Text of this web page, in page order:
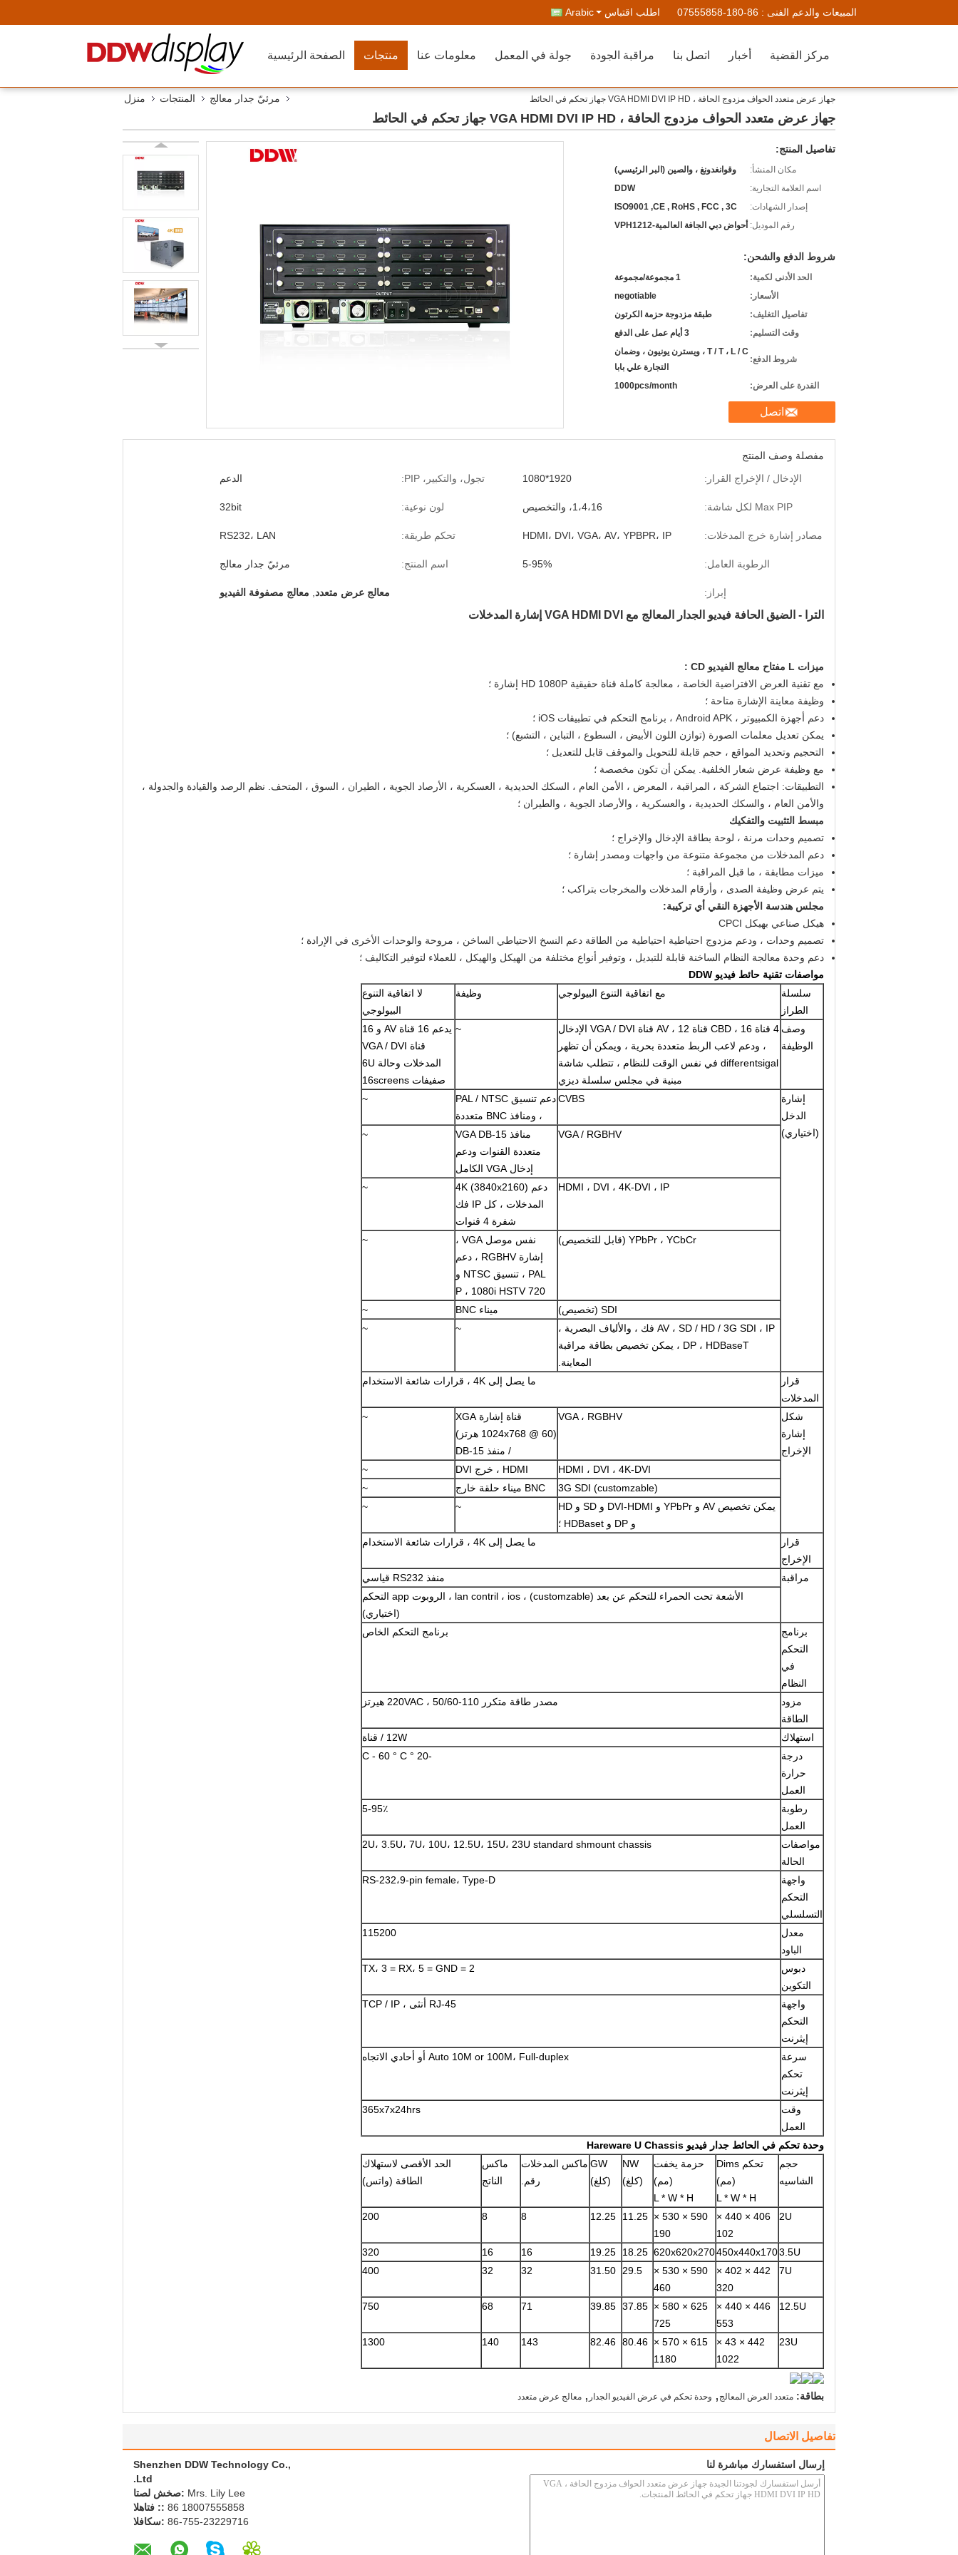
اترك رسالة
المبيعات والدعم الفنى : 86-180-07555858 اطلب اقتباس Arabic
الصفحة الرئيسية منتجات معلومات عنا جولة في المعمل مراقبة الجودة اتصل بنا أخبار مركز القضية
منزل المنتجات مرئيّ جدار معالج جهاز عرض متعدد الحواف مزدوج الحافة ، VGA HDMI DVI IP HD جهاز تحكم في الحائط
جهاز عرض متعدد الحواف مزدوج الحافة ، VGA HDMI DVI IP HD جهاز تحكم في الحائط
تفاصيل المنتج:
مكان المنشأ:
وقوانغدونغ ، والصين (البر الرئيسي)
اسم العلامة التجارية:
DDW
إصدار الشهادات:
ISO9001 ,CE , RoHS , FCC , 3C
رقم الموديل: أحواض دبي الجافة العالمية-VPH1212
شروط الدفع والشحن:
الحد الأدنى لكمية:
1 مجموعة/مجموعة
الأسعار:
negotiable
تفاصيل التغليف:
طبقة مزدوجة حزمة الكرتون
وقت التسليم:
3 أيام عمل على الدفع
شروط الدفع:
T / T ، L / C ، ويسترن يونيون ، وضمان
التجارة علي بابا
القدرة على العرض:
1000pcs/month
اتصل
مفصلة وصف المنتج
الإدخال / الإخراج القرار:
1920*1080 تجول، والتكبير، PIP: الدعم
Max PIP لكل شاشة: 1،4،16، والتخصيص لون نوعية: 32bit
مصادر إشارة خرج المدخلات: HDMI، DVI، VGA، AV، YPBPR، IP تحكم طريقة: RS232، LAN
الرطوبة العامل: 5-95% اسم المنتج: مرئيّ جدار معالج
إبراز: معالج عرض متعدد معالج مصفوفة الفيديو
الترا - الضيق الحافة فيديو الجدار المعالج مع VGA HDMI DVI إشارة المدخلات
ميزات L مفتاح معالج الفيديو CD
:
مع تقنية العرض الافتراضية الخاصة ، معالجة كاملة قناة حقيقية HD 1080P إشارة ؛
وظيفة معاينة الإشارة متاحة ؛
دعم أجهزة الكمبيوتر ، Android APK ، برنامج التحكم في تطبيقات iOS ؛
يمكن تعديل معلمات الصورة (توازن اللون الأبيض ، السطوع ، التباين ، التشبع) ؛
التحجيم وتحديد المواقع ، حجم قابلة للتحويل والموقف قابل للتعديل ؛
مع وظيفة عرض شعار الخلفية. يمكن أن تكون مخصصة ؛
التطبيقات: اجتماع الشركة ، المراقبة ، المعرض ، الأمن العام ، السكك الحديدية ، العسكرية ، الأرصاد الجوية ، الطيران ، السوق ، المتحف. نظم الرصد والقيادة والجدولة ،
والأمن العام ، والسكك الحديدية ، والعسكرية ، والأرصاد الجوية ، والطيران ؛
مبسط التثبيت والتفكيك
تصميم وحدات مرنة ، لوحة بطاقة الإدخال والإخراج ؛
دعم المدخلات من مجموعة متنوعة من واجهات ومصدر إشارة ؛
ميزات مطابقة ، ما قبل المراقبة ؛
يتم عرض وظيفة الصدى ، وأرقام المدخلات والمخرجات بتراكب ؛
مجلس هندسة الأجهزة النقي أي تركيبة:
هيكل صناعي بهيكل CPCI
تصميم وحدات ، ودعم مزدوج احتياطية احتياطية من الطاقة دعم النسخ الاحتياطي الساخن ، مروحة والوحدات الأخرى في الإرادة ؛
دعم وحدة معالجة النظام الساخنة قابلة للتبديل ، وتوفير أنواع مختلفة من الهيكل والهيكل ، للعملاء لتوفير التكاليف ؛
مواصفات تقنية حائط فيديو DDW
سلسلة
الطراز
مع اتفاقية التنوع البيولوجي وظيفة
لا اتفاقية التنوع
البيولوجي
وصف
الوظيفة
4 قناة CBD ، 16 قناة AV ، 12 قناة VGA / DVI الإدخال
، ودعم لاعب الربط متعددة بحرية ، ويمكن أن تظهر
differentsigal في نفس الوقت للنظام ، تتطلب شاشة
مبنية في مجلس سلسلة ديزي
~
يدعم 16 قناة AV و 16
قناة VGA / DVI
المدخلات وحالة 6U
صفيفات 16screens
إشارة
الدخل
(اختياري)
CVBS
دعم تنسيق PAL / NTSC
، ومنافذ BNC متعددة
~
VGA / RGBHV
منافذ VGA DB-15
متعددة القنوات ودعم
إدخال VGA الكامل
~
HDMI ، DVI ، 4K-DVI ، IP
دعم 4K (3840x2160)
المدخلات ، كل IP فك
شفرة 4 قنوات
~
YPbPr ، YCbCr (قابل للتخصيص)
نفس موصل VGA ،
إشارة RGBHV ، دعم
PAL ، تنسيق NTSC و
720 P ، 1080i HSTV
~
SDI (تخصيص) ميناء BNC
~
AV ، SD / HD / 3G SDI ، IP فك ، والألياف البصرية ،
DP ، HDBaseT ، يمكن تخصيص بطاقة مراقبة
المعاينة.
~
~
قرار
المدخلات
ما يصل إلى 4K ، قرارات شائعة الاستخدام
شكل
إشارة
الإخراج
VGA ، RGBHV
قناة إشارة XGA
(1024x768 @ 60 هرتز)
/ منفذ DB-15
~
HDMI ، DVI ، 4K-DVI HDMI ، خرج DVI
~
3G SDI (customzable)
BNC ميناء حلقة خارج
~
يمكن تخصيص AV و YPbPr و DVI-HDMI و SD و HD
و DP و HDBaset ؛
~
~
قرار
الإخراج
ما يصل إلى 4K ، قرارات شائعة الاستخدام
مراقبة
منفذ RS232 قياسي
الأشعة تحت الحمراء للتحكم عن بعد (customzable) ، lan contril ، ios ، الروبوت app التحكم
(اختياري)
برنامج
التحكم
في
النظام
برنامج التحكم الخاص
مزود
الطاقة
مصدر طاقة متكرر 110-220VAC ، 50/60 هيرتز
استهلاك
12W / قناة
درجة
حرارة
العمل
-20 ° C - 60 ° C
رطوبة
العمل
5-95٪
مواصفات
الحالة
2U، 3.5U، 7U، 10U، 12.5U، 15U، 23U standard shmount chassis
واجهة
التحكم
التسلسلي
RS-232،9-pin female، Type-D
معدل
الباود
115200
دبوس
التكوين
2 = TX، 3 = RX، 5 = GND
واجهة
التحكم
إيثرنت
RJ-45 أنثى ، TCP / IP
سرعة
تحكم
إيثرنت
Auto 10M or 100M، Full-duplex أو أحادي الاتجاه
وقت
العمل
365x7x24hrs
وحدة تحكم في الحائط جدار فيديو Hareware U Chassis
حجم
الشاسيه
تحكم Dims
(مم)
L * W * H
حزمة يخفت
(مم)
L * W * H
NW
(كلغ)
GW
(كلغ)
ماكس المدخلات
رقم.
ماكس
الناتج
الحد الأقصى لاستهلاك
الطاقة (واتس)
2U
406 × 440 ×
102
590 × 530 ×
190
11.25
12.25
8
8
200
3.5U
450x440x170
620x620x270
18.25
19.25
16
16
320
7U
442 × 402 ×
320
590 × 530 ×
460
29.5
31.50
32
32
400
12.5U
446 × 440 ×
553
625 × 580 ×
725
37.85
39.85
71
68
750
23U
442 × 43 ×
1022
615 × 570 ×
1180
80.46
82.46
143
140
1300
بطاقة: متعدد العرض المعالج , وحدة تحكم في عرض الفيديو الجدار , معالج عرض متعدد
تفاصيل الاتصال
Shenzhen DDW Technology Co.,
Ltd.
اتصل شخص: Mrs. Lily Lee
الهاتف :: 86 18007555858
الفاكس: 86-755-23229716
إرسال استفسارك مباشرة لنا